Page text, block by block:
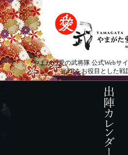
やまがた愛の武将隊 公式Webサ
光PRをお役目とした戦